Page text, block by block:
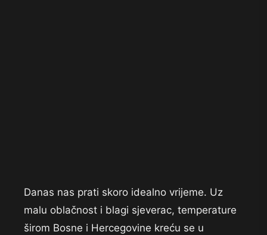
Danas nas prati skoro idealno vrijeme. Uz
malu oblačnost i blagi sjeverac, temperature
širom Bosne i Hercegovine kreću se u